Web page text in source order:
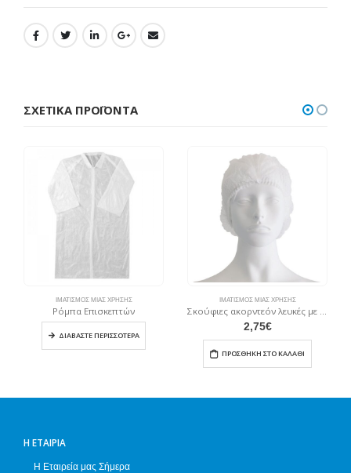
ΣΧΕΤΙΚΆ ΠΡΟΪΌΝΤΑ
ΙΜΑΤΙΣΜΌΣ ΜΙΆΣ ΧΡΉΣΗΣ
Ρόμπα Επισκεπτών
ΔΙΑΒΆΣΤΕ ΠΕΡΙΣΣΌΤΕΡΑ
ΙΜΑΤΙΣΜΌΣ ΜΙΆΣ ΧΡΉΣΗΣ
Σκούφιες ακορντεόν λευκές με λάστιχο (100τεμ)
€
ΠΡΟΣΘΉΚΗ ΣΤΟ ΚΑΛΆΘΙ
Η ΕΤΑΙΡΊΑ
Η Εταιρεία μας Σήμερα